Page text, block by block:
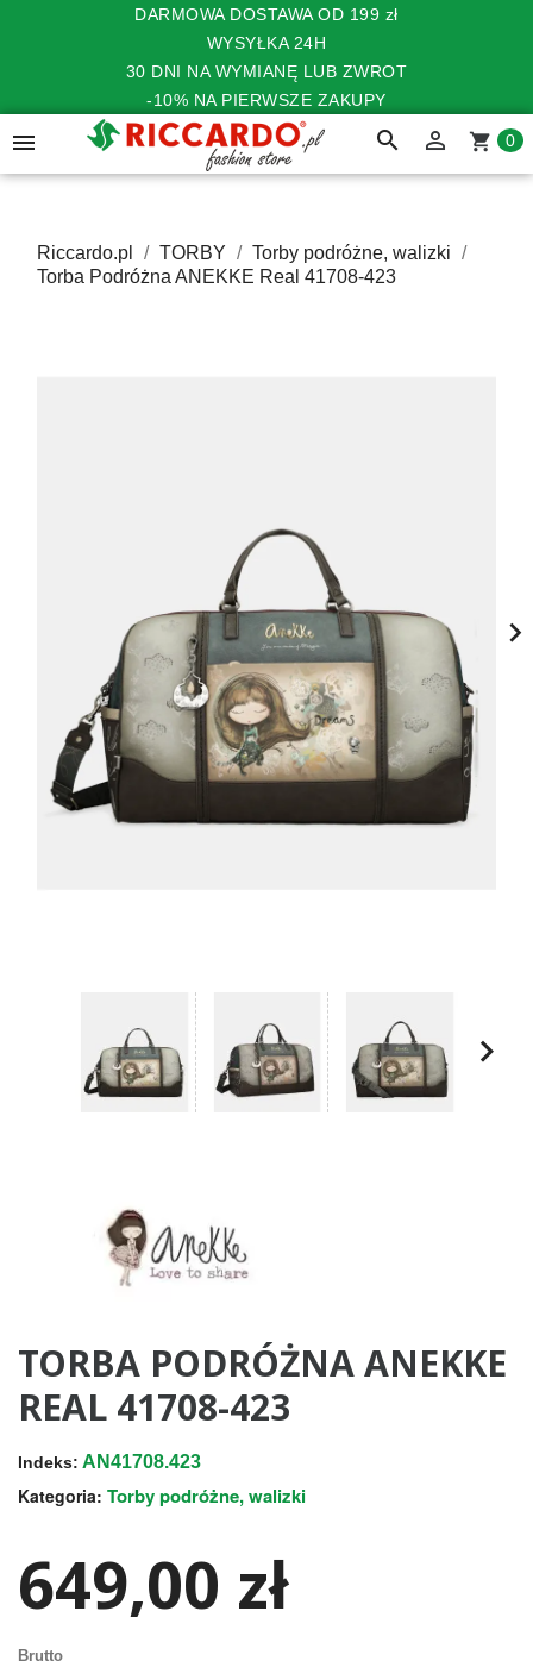
DARMOWA DOSTAWA OD 199 zł
WYSYŁKA 24H
30 DNI NA WYMIANĘ LUB ZWROT
-10% NA PIERWSZE ZAKUPY
 search  shopping_cart 0
Riccardo.pl TORBY
Torby podróżne, walizki
Torba Podróżna ANEKKE Real 41708-423

TORBA PODRÓŻNA ANEKKE
REAL 41708-423
Indeks: AN41708.423
Kategoria: Torby podróżne, walizki
649,00 zł
Brutto